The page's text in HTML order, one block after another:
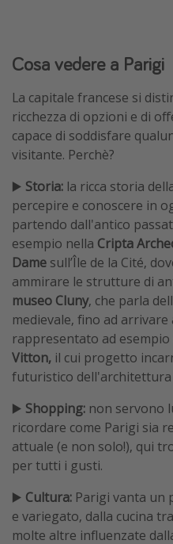
Cosa vedere a Parigi
La capitale francese si
ricchezza di opzioni e di
capace di soddisfare
visitante. Perchè?
▶️ Storia: la ricca storia
percepire e conoscere in
partendo dall'antico
esempio nella Cripta
Dame sull’Île de la Cité,
ammirare le strutture di
museo Cluny, che parla
medievale, fino ad
rappresentato ad esempio
Vitton, il cui progetto
futuristico dell'architettura
▶️ Shopping: non servono
ricordare come Parigi sia
attuale (e non solo!), qui
per tutti i gusti.
▶️ Cultura: Parigi vanta un
e variegato, dalla cucina
molte altre influenzate